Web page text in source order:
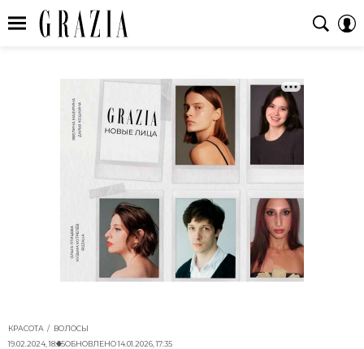
КРАСОТА
ВОЛОСЫ
19.02.2024, 18:35ОБНОВЛЕНО14.01.2026, 17:35